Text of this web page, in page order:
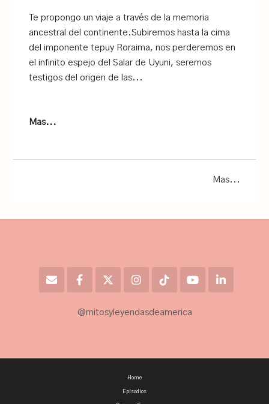
Te propongo un viaje a través de la memoria
ancestral del continente.Subiremos hasta la cima
del imponente tepuy Roraima, nos perderemos en
el infinito espejo del Salar de Uyuni, seremos
testigos del origen de las...
Mas...
Mas...
@mitosyleyendasdeamerica
Home
Episodios